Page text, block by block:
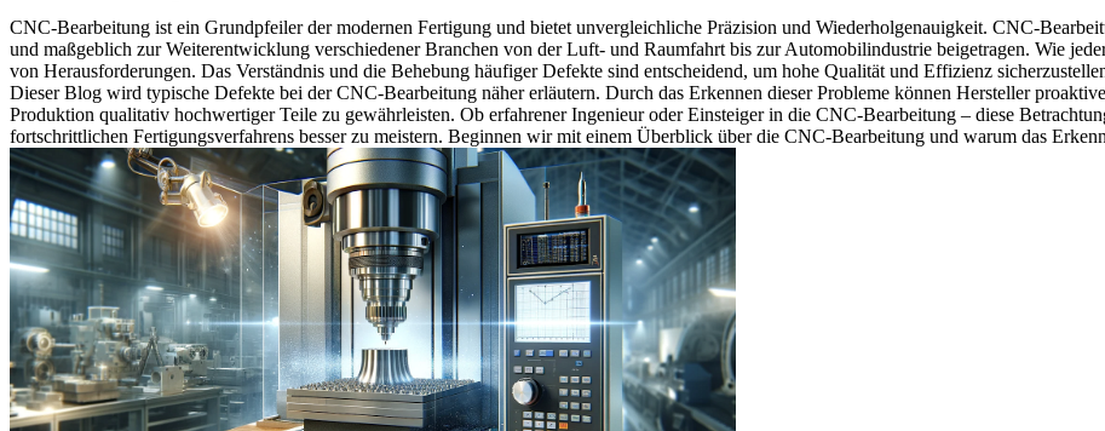
CNC-Bearbeitung ist ein Grundpfeiler der modernen Fertigung und bietet unvergleichliche Präzision und Wiederholgenauigkeit. CNC-
und maßgeblich zur Weiterentwicklung verschiedener Branchen von der Luft- und Raumfahrt bis zur Automobilindustrie beigetragen. Wie
von Herausforderungen. Das Verständnis und die Behebung häufiger Defekte sind entscheidend, um hohe Qualität und Effizienz
Dieser Blog wird typische Defekte bei der CNC-Bearbeitung näher erläutern. Durch das Erkennen dieser Probleme können Hersteller
Produktion qualitativ hochwertiger Teile zu gewährleisten. Ob erfahrener Ingenieur oder Einsteiger in die CNC-Bearbeitung – diese
fortschrittlichen Fertigungsverfahrens besser zu meistern. Beginnen wir mit einem Überblick über die CNC-Bearbeitung und warum das